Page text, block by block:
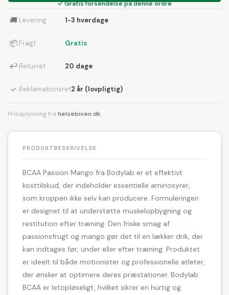
✓ Gratis forsendelse på denne ordre
🚚 Levering 1-3 hverdage
📦 Fragt Gratis
↩ Returret 20 dage
✓ Reklamationsret2 år (lovpligtig)
Prisoplysning fra helsebixen.dk
PRODUKTBESKRIVELSE
BCAA Passion Mango fra Bodylab er et effektivt
kosttilskud, der indeholder essentielle aminosyrer,
som kroppen ikke selv kan producere. Formuleringen
er designet til at understøtte muskelopbygning og
restitution efter træning. Den friske smag af
passionsfrugt og mango gør det til en lækker drik, der
kan indtages før, under eller efter træning. Produktet
er ideelt til både motionister og professionelle atleter,
der ønsker at optimere deres præstationer. Bodylab
BCAA er letopløseligt, hvilket sikrer en hurtig og